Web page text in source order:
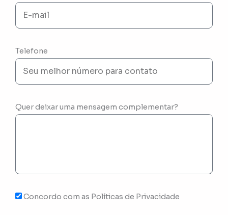
Telefone
Quer deixar uma mensagem complementar?
Concordo com as Políticas de Privacidade